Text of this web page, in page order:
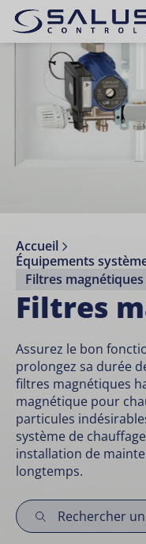
Accueil
Équipements
Filtres magnétiques
Filtres
Assurez le bon
prolongez sa durée
filtres magnétiques
magnétique pour
particules
système de
installation de
longtemps.